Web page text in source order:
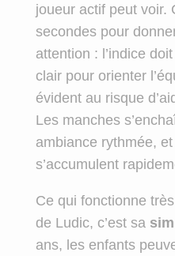
joueur actif peut voir.
secondes pour
attention : l’indice
clair pour orienter
évident au risque
Les manches
ambiance rythmée,
s’accumulent
Ce qui fonctionne
de Ludic, c’est sa
ans, les enfants